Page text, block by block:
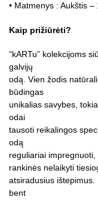
• Matmenys : Aukštis
Kaip prižiūrėti?
“kARTu” kolekcijoms
galvijų
odą. Vien žodis
būdingas
unikalias savybes,
odai
tausoti reikalingos
odą
reguliariai
rankinės nelaikyti
atsiradusius
bent